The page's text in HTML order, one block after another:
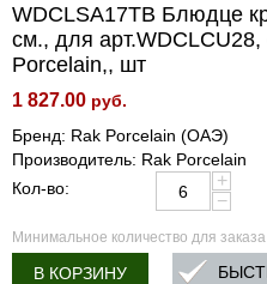
WDCLSA17TB Блюдце
см., для
Porcelain,, шт
1 827.00 руб.
Бренд: Rak Porcelain (ОАЭ)
Производитель: Rak Porcelain
Кол-во:
+
−
Минимальное количество для заказа
В КОРЗИНУ